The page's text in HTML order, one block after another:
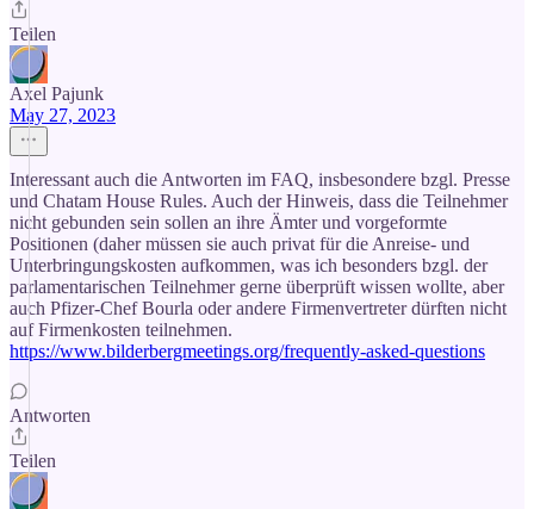
Teilen
Axel Pajunk
May 27, 2023
Interessant auch die Antworten im FAQ, insbesondere bzgl. Presse
und Chatam House Rules. Auch der Hinweis, dass die Teilnehmer
nicht gebunden sein sollen an ihre Ämter und vorgeformte
Positionen (daher müssen sie auch privat für die Anreise- und
Unterbringungskosten aufkommen, was ich besonders bzgl. der
parlamentarischen Teilnehmer gerne überprüft wissen wollte, aber
auch Pfizer-Chef Bourla oder andere Firmenvertreter dürften nicht
auf Firmenkosten teilnehmen.
https://www.bilderbergmeetings.org/frequently-asked-questions
Antworten
Teilen